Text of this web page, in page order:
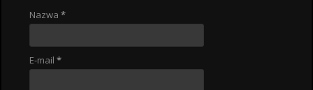
Nazwa*
E-mail*